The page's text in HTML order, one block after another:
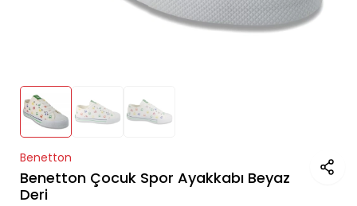
Benetton
Benetton Çocuk Spor Ayakkabı Beyaz
Deri